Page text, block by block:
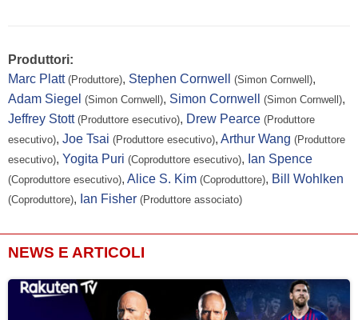
Produttori:
Marc Platt (Produttore), Stephen Cornwell (Simon Cornwell),
Adam Siegel (Simon Cornwell), Simon Cornwell (Simon Cornwell),
Jeffrey Stott (Produttore esecutivo), Drew Pearce (Produttore
esecutivo), Joe Tsai (Produttore esecutivo), Arthur Wang (Produttore
esecutivo), Yogita Puri (Coproduttore esecutivo), Ian Spence
(Coproduttore esecutivo), Alice S. Kim (Coproduttore), Bill Wohlken
(Coproduttore), Ian Fisher (Produttore associato)
NEWS E ARTICOLI